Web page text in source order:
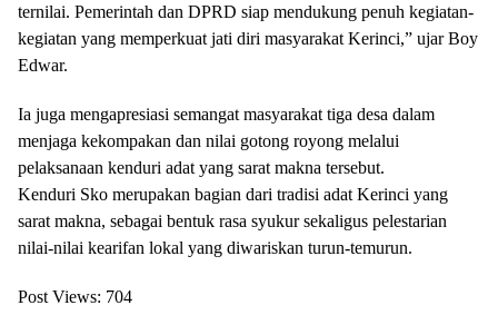
ternilai. Pemerintah dan DPRD siap mendukung penuh kegiatan-
kegiatan yang memperkuat jati diri masyarakat Kerinci,” ujar Boy
Edwar.
Ia juga mengapresiasi semangat masyarakat tiga desa dalam
menjaga kekompakan dan nilai gotong royong melalui
pelaksanaan kenduri adat yang sarat makna tersebut.
Kenduri Sko merupakan bagian dari tradisi adat Kerinci yang
sarat makna, sebagai bentuk rasa syukur sekaligus pelestarian
nilai-nilai kearifan lokal yang diwariskan turun-temurun.
Post Views: 704